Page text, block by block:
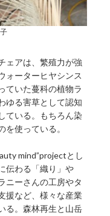
ェアは、繁殖力が強
ォーターヒヤシンス
ていた蔓科の植物ラ
ゆる害草として認知
ている。もちろん染
使っている。
mind”projectとし
伝わる「織り」や
ニーさんの工房やタ
援など、様々な産業
る。森林再生と山岳